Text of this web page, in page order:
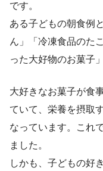
です。
ある子どもの朝食例
ん」「冷凍食品のた
った大好物のお菓子
大好きなお菓子が食
ていて、栄養を摂取
なっています。これ
ました。
しかも、子どもの好